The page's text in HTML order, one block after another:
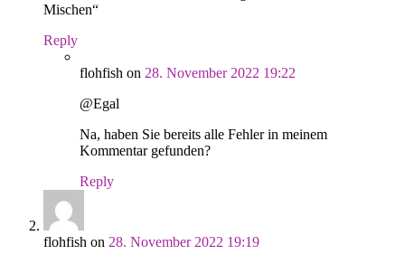
Mischen“
Reply
flohfish on 28. November 2022 19:22
@Egal
Na, haben Sie bereits alle Fehler in meinem
Kommentar gefunden?
Reply
flohfish on 28. November 2022 19:19